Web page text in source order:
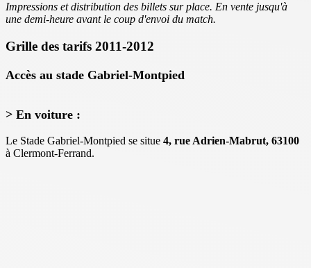
Impressions et distribution des billets sur place. En vente jusqu'à
une demi-heure avant le coup d'envoi du match.
Grille des tarifs 2011-2012
Accès au stade Gabriel-Montpied
> En voiture :
Le Stade Gabriel-Montpied se situe 4, rue Adrien-Mabrut, 63100
à Clermont-Ferrand.